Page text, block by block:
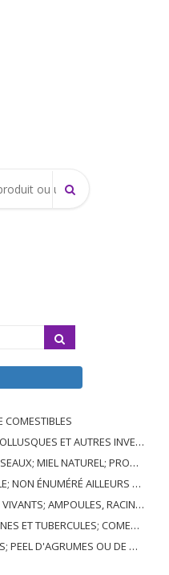
COMESTIBLES
AUTRES INVERTÉBRÉS AQUATIQUES
D'ORIGINE ANIMALE, NON ÉNUMÉRÉS AILLEURS OU INCLUS
AILLEURS OU INCLUS
FLEURS COUPEES ET FEUILLAGE ORNEMENTAL
TUBERCULES; COMESTIBLE
D'AGRUMES OU DE MELONS